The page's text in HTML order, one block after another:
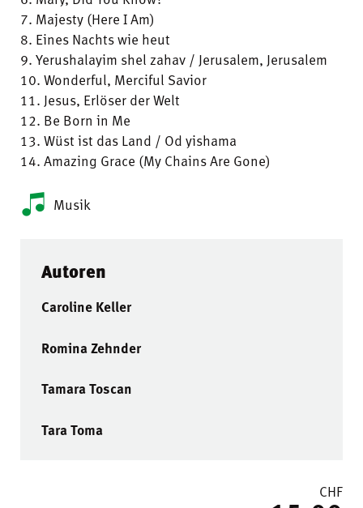
7. Majesty (Here I Am)
8. Eines Nachts wie heut
9. Yerushalayim shel zahav / Jerusalem, Jerusalem
10. Wonderful, Merciful Savior
11. Jesus, Erlöser der Welt
12. Be Born in Me
13. Wüst ist das Land / Od yishama
14. Amazing Grace (My Chains Are Gone)
Musik
Autoren
Caroline Keller
Romina Zehnder
Tamara Toscan
Tara Toma
CHF